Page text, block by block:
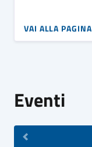
VAI ALLA PAGINA
Eventi